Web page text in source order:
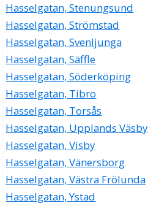
Hasselgatan, Stenungsund
Hasselgatan, Strömstad
Hasselgatan, Svenljunga
Hasselgatan, Säffle
Hasselgatan, Söderköping
Hasselgatan, Tibro
Hasselgatan, Torsås
Hasselgatan, Upplands Väsby
Hasselgatan, Visby
Hasselgatan, Vänersborg
Hasselgatan, Västra Frölunda
Hasselgatan, Ystad